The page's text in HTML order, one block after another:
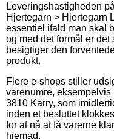
Leveringshastigheden
Hjertegarn >
essentiel ifald man skal
og med det formål er
besigtiger den
produkt.
Flere e-shops stiller
varenumre,
3810 Karry, som
inden et besluttet
for at nå at få varerne
hjemad.